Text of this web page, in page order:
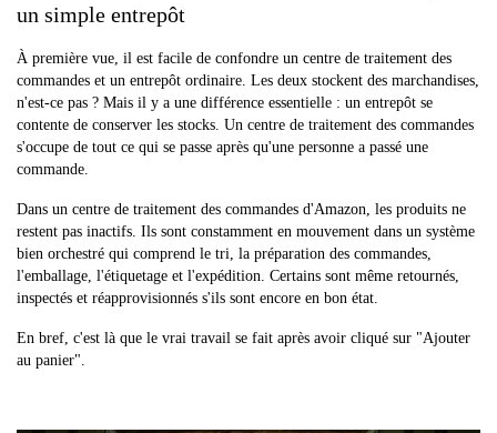
un simple entrepôt
À première vue, il est facile de confondre un centre de traitement des
commandes et un entrepôt ordinaire. Les deux stockent des marchandises,
n'est-ce pas ? Mais il y a une différence essentielle : un entrepôt se
contente de conserver les stocks. Un centre de traitement des commandes
s'occupe de tout ce qui se passe après qu'une personne a passé une
commande.
Dans un centre de traitement des commandes d'Amazon, les produits ne
restent pas inactifs. Ils sont constamment en mouvement dans un système
bien orchestré qui comprend le tri, la préparation des commandes,
l'emballage, l'étiquetage et l'expédition. Certains sont même retournés,
inspectés et réapprovisionnés s'ils sont encore en bon état.
En bref, c'est là que le vrai travail se fait après avoir cliqué sur "Ajouter
au panier".